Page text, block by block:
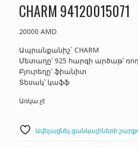
CHARM 94120015071
20000 AMD
Ապրանքանիշ` CHARM
Մետաղը՝ 925 հարգի արծաթ՝
Բյուրեղը՝ ֆիանիտ
Տեսակ՝ կաֆֆ
Առկա չէ
Ավելացնել ցանկալիների